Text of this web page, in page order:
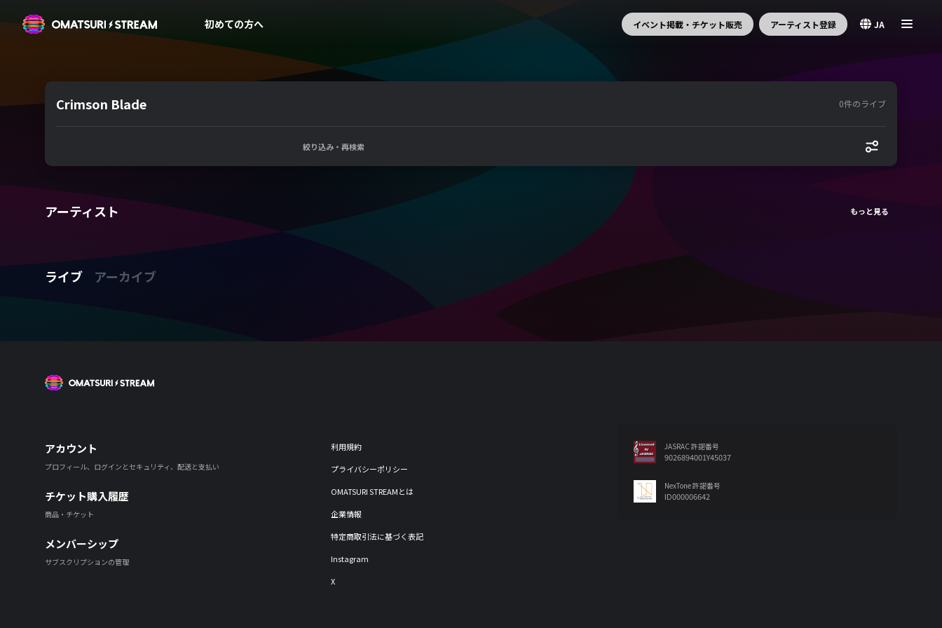
OMATSURI STREAM初めての方へ イベント掲載・チケット販売 アーティスト登録 JA
Crimson Blade 0件のライブ
絞り込み・再検索
アーティスト
ライブ アーカイブ
アカウント
プロフィール、ログインとセキュリティ、配送と支払い
チケット購入履歴
商品・チケット
メンバーシップ
サブスクリプションの管理
利用規約
プライバシーポリシー
OMATSURI STREAMとは
企業情報
特定商取引法に基づく表記
Instagram
X
JASRAC 許諾番号
9026894001Y45037
NexTone 許諾番号
ID000006642